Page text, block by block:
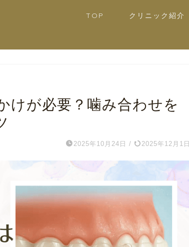
TOP クリニック紹介
けが必要？噛み合わせを
2025年10月24日 / 2025年12月1日